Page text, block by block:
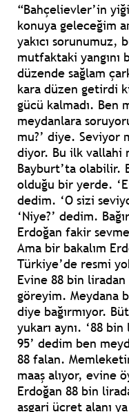
“Bahçelievler’in
konuya geleceğim
yakıcı sorunumuz,
mutfaktaki yangını
düzende sağlam
kara düzen getirdi
gücü kalmadı. Ben
meydanlara
mu?’ diye. Seviyor
diyor. Bu ilk vallahi
Bayburt’ta olabilir.
olduğu bir yerde.
dedim. ‘O sizi
‘Niye?’ dedim.
Erdoğan fakir
Ama bir bakalım
Türkiye’de resmi
Evine 88 bin
göreyim. Meydana
diye bağırmıyor.
yukarı aynı. ‘88
95’ dedim ben
88 falan.
maaş alıyor, evine
Erdoğan 88 bin
asgari ücret alanı